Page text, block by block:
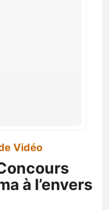
Vidéo
à l’envers